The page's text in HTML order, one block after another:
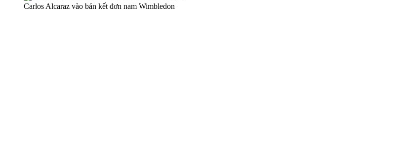
Carlos Alcaraz vào bán kết đơn nam Wimbledon